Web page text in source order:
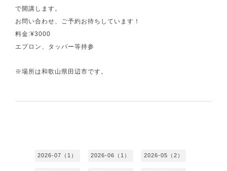
で開講します。
お問い合わせ、ご予約お待ちしています！
料金:¥3000
エプロン、タッパー等持参
※場所は和歌山県田辺市です。
2026-07（1） 2026-06（1） 2026-05（2）